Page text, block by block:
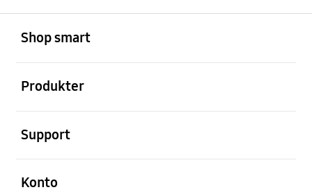
Shop smart
Produkter
Support
Konto